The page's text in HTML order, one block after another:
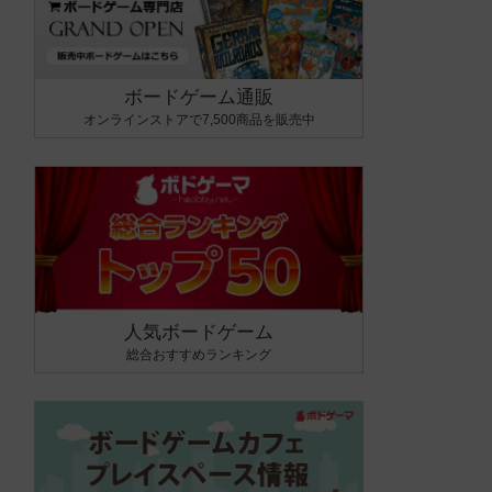
ボードゲーム通販
オンラインストアで7,500商品を販売中
人気ボードゲーム
総合おすすめランキング